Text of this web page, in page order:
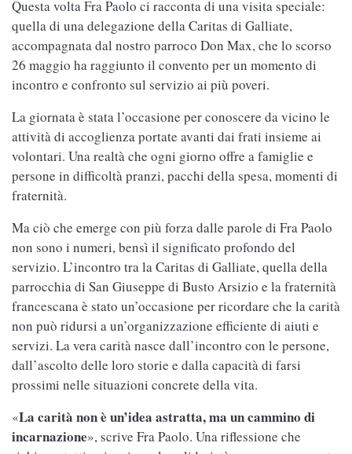
Questa volta Fra Paolo ci racconta di una visita speciale:
quella di una delegazione della Caritas di Galliate,
accompagnata dal nostro parroco Don Max, che lo scorso
26 maggio ha raggiunto il convento per un momento di
incontro e confronto sul servizio ai più poveri.
La giornata è stata l’occasione per conoscere da vicino le
attività di accoglienza portate avanti dai frati insieme ai
volontari. Una realtà che ogni giorno offre a famiglie e
persone in difficoltà pranzi, pacchi della spesa, momenti di
fraternità.
Ma ciò che emerge con più forza dalle parole di Fra Paolo
non sono i numeri, bensì il significato profondo del
servizio. L’incontro tra la Caritas di Galliate, quella della
parrocchia di San Giuseppe di Busto Arsizio e la fraternità
francescana è stato un’occasione per ricordare che la carità
non può ridursi a un’organizzazione efficiente di aiuti e
servizi. La vera carità nasce dall’incontro con le persone,
dall’ascolto delle loro storie e dalla capacità di farsi
prossimi nelle situazioni concrete della vita.
«La carità non è un’idea astratta, ma un cammino di
incarnazione», scrive Fra Paolo. Una riflessione che